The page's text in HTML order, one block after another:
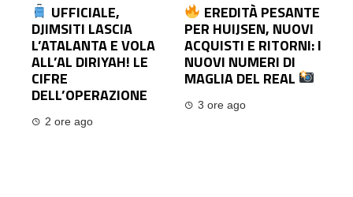
UFFICIALE,
DJIMSITI LASCIA
L’ATALANTA E VOLA
ALL’AL DIRIYAH! LE
CIFRE
DELL’OPERAZIONE
2 ore ago
EREDITÀ PESANTE
PER HUIJSEN, NUOVI
ACQUISTI E RITORNI: I
NUOVI NUMERI DI
MAGLIA DEL REAL
3 ore ago